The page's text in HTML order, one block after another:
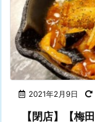
2021年2月9日
【閉店】【梅